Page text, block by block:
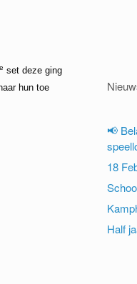
e set deze ging
hun toe
📢
18
Half